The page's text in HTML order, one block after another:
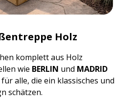
Holz
komplett aus Holz
wie BERLIN und MADRID
alle, die ein klassisches und
schätzen.